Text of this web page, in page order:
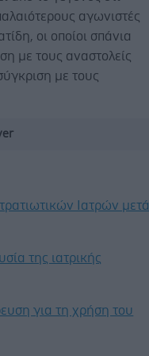
αγωνιστές
οι οποίοι σπάνια
με τους αναστολείς
με τους
Ιατρών μετά
της ιατρικής
για τη χρήση του